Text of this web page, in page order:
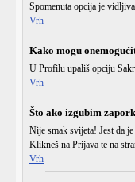
Spomenuta opcija je
Vrh
Kako mogu
U Profilu upališ opciju
Vrh
Što ako izgubim
Nije smak svijeta! Jest da
Klikneš na Prijava te na
Vrh